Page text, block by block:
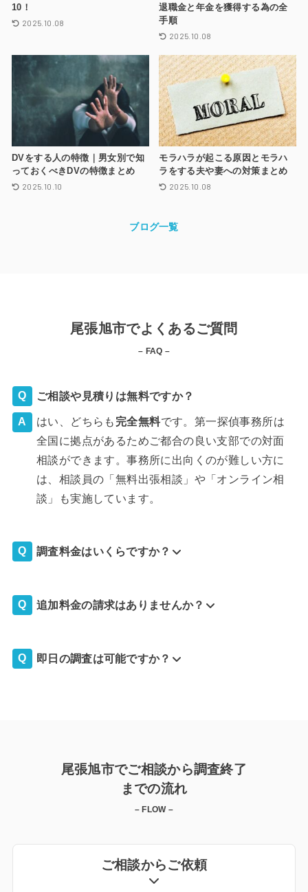
10！
2025.10.08
退職金と年金を獲得する為の全
手順
2025.10.08
DVをする人の特徴｜男女別で知
っておくべきDVの特徴まとめ
2025.10.10
モラハラが起こる原因とモラハ
ラをする夫や妻への対策まとめ
2025.10.08
ブログ一覧
尾張旭市でよくあるご質問
– FAQ –
ご相談や見積りは無料ですか？
はい、どちらも 完全無料です。第一探偵事務所は
全国に拠点があるためご都合の良い支部での対面
相談ができます。事務所に出向くのが難しい方に
は、相談員の「無料出張相談」や「オンライン相
談」も実施しています。
調査料金はいくらですか？
追加料金の請求はありませんか？
即日の調査は可能ですか？
尾張旭市でご相談から調査終了
までの流れ
– FLOW –
ご相談からご依頼